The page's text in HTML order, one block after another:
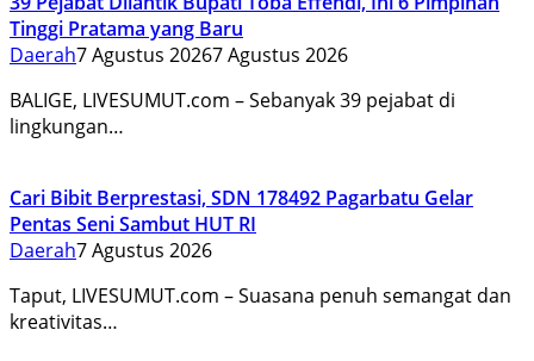
Tinggi Pratama yang Baru
Daerah7 Agustus 20267 Agustus 2026
BALIGE, LIVESUMUT.com – Sebanyak 39 pejabat di
lingkungan…
Cari Bibit Berprestasi, SDN 178492 Pagarbatu Gelar
Pentas Seni Sambut HUT RI
Daerah7 Agustus 2026
Taput, LIVESUMUT.com – Suasana penuh semangat dan
kreativitas…